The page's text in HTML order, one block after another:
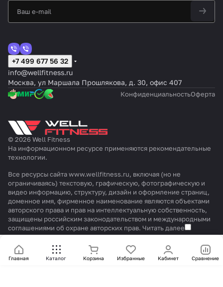
Главная Каталог Корзина Избранные Кабинет Сравнение
+7 499 677 56 32
info@wellfitness.ru
Москва, ул Маршала Прошлякова, д. 30, офис 407
КонфиденциальностьОферта
© 2026 Well Fitness
На информационном ресурсе применяются рекомендательные
технологии.
Все ресурсы сайта www.wellfitness.ru, включая (но не
ограничиваясь) текстовую, графическую, фотографическую и
видео информацию, структуру, дизайн и оформление страниц,
доменное имя, фирменное наименование являются объектами
авторского права и прав на интеллектуальную собственность,
защищены российским законодательством и международными
соглашениями об охране авторских прав. Читать далее